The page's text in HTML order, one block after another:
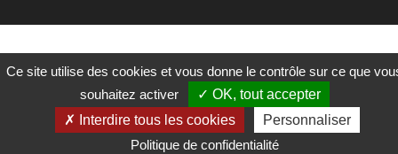
Ce site utilise des cookies et vous donne le contrôle sur ce que
souhaitez activer
OK, tout accepter
Interdire tous les cookies
Personnaliser
Politique de confidentialité